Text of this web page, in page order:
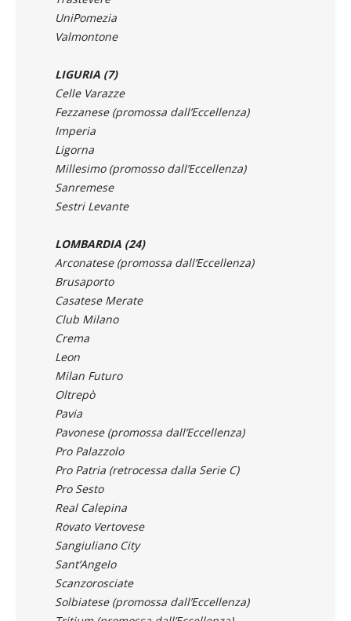
Valmontone
LIGURIA (7)
Fezzanese (promossa dall’Eccellenza)
Imperia
Ligorna
Millesimo (promosso dall’Eccellenza)
Sanremese
Sestri Levante
LOMBARDIA (24)
Brusaporto
Casatese Merate
Club Milano
Crema
Leon
Milan Futuro
Oltrepò
Pavia
Pavonese (promossa dall’Eccellenza)
Pro Palazzolo
Pro Patria (retrocessa dalla Serie C)
Pro Sesto
Real Calepina
Rovato Vertovese
Sangiuliano City
Sant’Angelo
Scanzorosciate
Solbiatese (promossa dall’Eccellenza)
Tritium (promossa dall’Eccellenza)
Varese